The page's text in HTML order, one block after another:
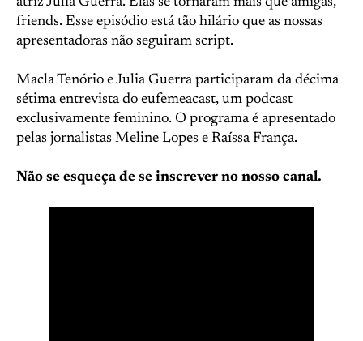
friends. Esse episódio está tão hilário que as nossas
apresentadoras não seguiram script.
Macla Tenório e Julia Guerra participaram da décima
sétima entrevista do eufemeacast, um podcast
exclusivamente feminino. O programa é apresentado
pelas jornalistas Meline Lopes e Raíssa França.
Não se esqueça de se inscrever no nosso canal.